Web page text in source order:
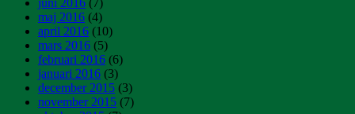
juni 2016 (7)
maj 2016 (4)
april 2016 (10)
mars 2016 (5)
februari 2016 (6)
januari 2016 (3)
december 2015 (3)
november 2015 (7)